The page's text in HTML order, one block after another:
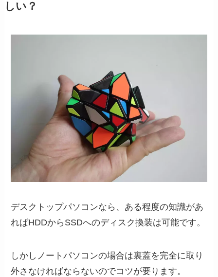
しい？
デスクトップパソコンなら、ある程度の知識があ
ればHDDからSSDへのディスク換装は可能です。
しかしノートパソコンの場合は裏蓋を完全に取り
外さなければならないのでコツが要ります。